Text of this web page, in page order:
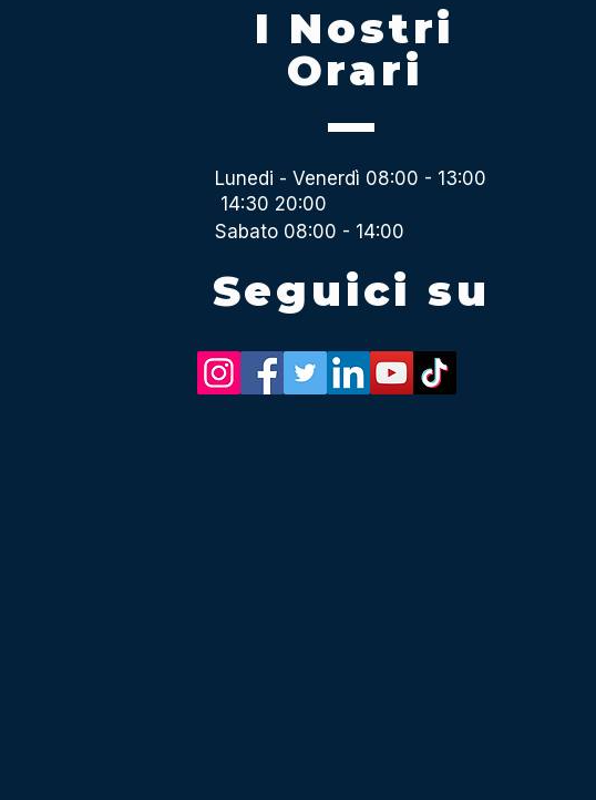
I Nostri
Orari
Lunedi - Venerdì 08:00 - 13:00
14:30 20:00
Sabato 08:00 - 14:00
Seguici su